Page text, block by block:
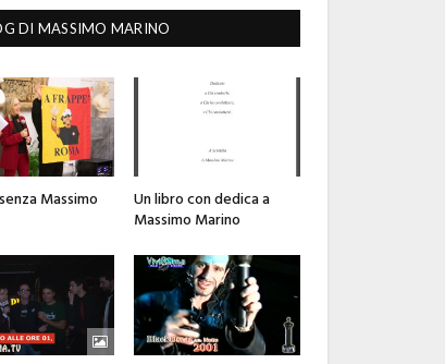
DI MASSIMO MARINO
Massimo
Un libro con dedica a
Massimo Marino